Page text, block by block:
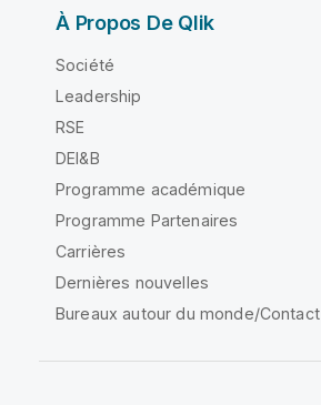
À Propos De Qlik
Société
Leadership
RSE
DEI&B
Programme académique
Programme Partenaires
Carrières
Dernières nouvelles
Bureaux autour du monde/Contact